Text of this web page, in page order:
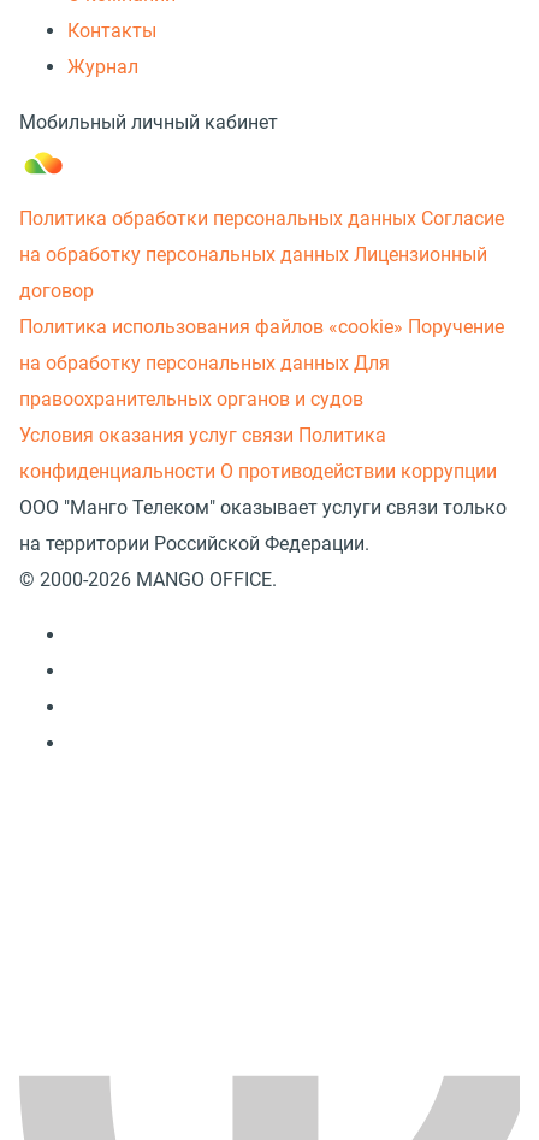
Контакты
Журнал
Мобильный личный кабинет
Политика обработки персональных данных Согласие
на обработку персональных данных Лицензионный
договор
Политика использования файлов «cookie» Поручение
на обработку персональных данных Для
правоохранительных органов и судов
Условия оказания услуг связи Политика
конфиденциальности О противодействии коррупции
ООО "Манго Телеком" оказывает услуги связи только
на территории Российской Федерации.
© 2000-2026 MANGO OFFICE.